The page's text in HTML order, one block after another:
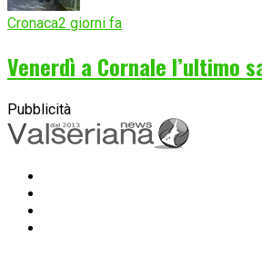
Cronaca2 giorni fa
Venerdì a Cornale l’ultimo
Pubblicità